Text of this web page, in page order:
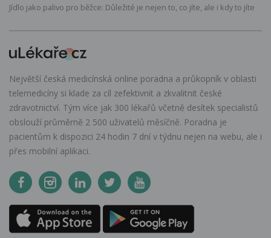
Jídlo jako palivo pro běžce: Důležité je nejen to, co jíte, ale i kdy to jíte
Největší česká medicínská online poradna a průkopník v oblasti
telemedicíny si klade za cíl zefektivnit a zkvalitnit české
zdravotnictví. Tým více jak 300 lékařů včetně desítek specialistů
obslouží průměrně 2 500 uživatelů měsíčně. Poradna je
pacientům k dispozici 24 hodin 7 dní v týdnu nejen na webu, ale i
přes mobilní aplikaci.